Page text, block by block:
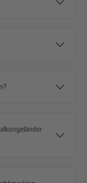
von außen
50+ – zuverlässiger